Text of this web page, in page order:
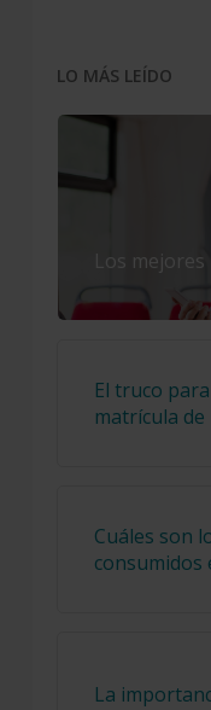
LO MÁS LEÍDO
Los
El truco
matrícula de
Cuáles son
consumidos
La